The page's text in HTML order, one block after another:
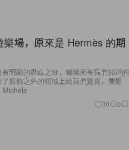
場，原來是 Hermès 的期
明顯的界線之分，細屬所有我們知道的
服飾之外的領域上給我們驚喜，像是
Michele
30 0